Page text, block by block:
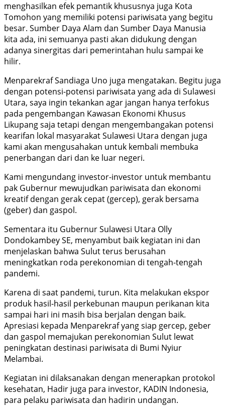
menghasilkan efek pemantik khususnya juga Kota
Tomohon yang memiliki potensi pariwisata yang begitu
besar. Sumber Daya Alam dan Sumber Daya Manusia
kita ada, ini semuanya pasti akan didukung dengan
adanya sinergitas dari pemerintahan hulu sampai ke
hilir.
Menparekraf Sandiaga Uno juga mengatakan. Begitu juga
dengan potensi-potensi pariwisata yang ada di Sulawesi
Utara, saya ingin tekankan agar jangan hanya terfokus
pada pengembangan Kawasan Ekonomi Khusus
Likupang saja tetapi dengan mengembangakan potensi
kearifan lokal masyarakat Sulawesi Utara dengan juga
kami akan mengusahakan untuk kembali membuka
penerbangan dari dan ke luar negeri.
Kami mengundang investor-investor untuk membantu
pak Gubernur mewujudkan pariwisata dan ekonomi
kreatif dengan gerak cepat (gercep), gerak bersama
(geber) dan gaspol.
Sementara itu Gubernur Sulawesi Utara Olly
Dondokambey SE, menyambut baik kegiatan ini dan
menjelaskan bahwa Sulut terus berusahan
meningkatkan roda perekonomian di tengah-tengah
pandemi.
Karena di saat pandemi, turun. Kita melakukan ekspor
produk hasil-hasil perkebunan maupun perikanan kita
sampai hari ini masih bisa berjalan dengan baik.
Apresiasi kepada Menparekraf yang siap gercep, geber
dan gaspol memajukan perekonomian Sulut lewat
peningkatan destinasi pariwisata di Bumi Nyiur
Melambai.
Kegiatan ini dilaksanakan dengan menerapkan protokol
kesehatan, Hadir juga para investor, KADIN Indonesia,
para pelaku pariwisata dan hadirin undangan.